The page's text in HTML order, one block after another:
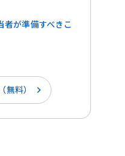
者が準備すべきこ
料）